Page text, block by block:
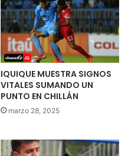
IQUIQUE MUESTRA SIGNOS
VITALES SUMANDO UN
PUNTO EN CHILLÁN
marzo 28, 2025